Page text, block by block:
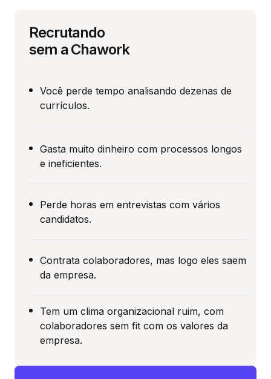
Recrutando
sem a Chawork
Você perde tempo analisando dezenas de
currículos.
Gasta muito dinheiro com processos longos
e ineficientes.
Perde horas em entrevistas com vários
candidatos.
Contrata colaboradores, mas logo eles saem
da empresa.
Tem um clima organizacional ruim, com
colaboradores sem fit com os valores da
empresa.